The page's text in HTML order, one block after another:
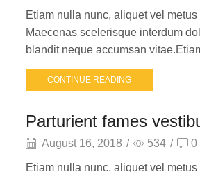
Etiam nulla nunc, aliquet vel
Maecenas scelerisque interdum
blandit neque accumsan
CONTINUE READING
Parturient fames
August 16, 2018 / 534 / 0
Etiam nulla nunc, aliquet vel